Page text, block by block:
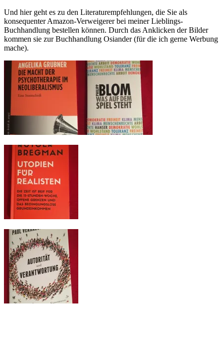
Und hier geht es zu den Literaturempfehlungen, die Sie als
konsequenter Amazon-Verweigerer bei meiner Lieblings-
Buchhandlung bestellen können. Durch das Anklicken der Bilder
kommen sie zur Buchhandlung Osiander (für die ich gerne Werbung
mache).